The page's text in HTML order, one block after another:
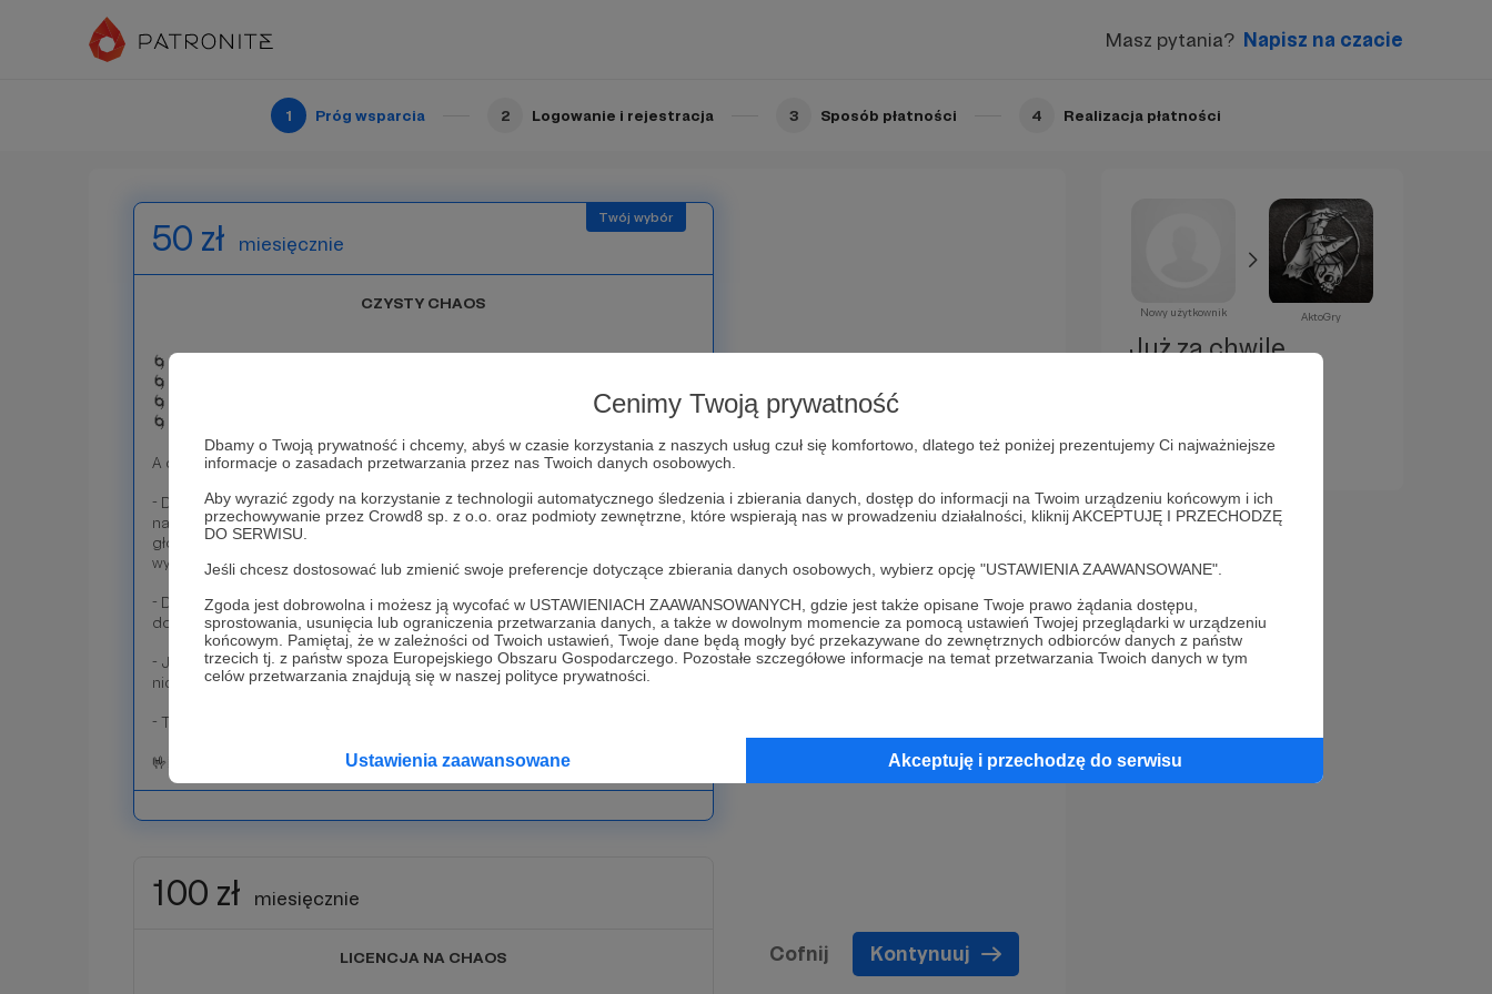
Cenimy Twoją prywatność
Dbamy o Twoją prywatność i chcemy, abyś w czasie korzystania z naszych usług czuł się komfortowo, dlatego też poniżej prezentujemy Ci najważniejsze
informacje o zasadach przetwarzania przez nas Twoich danych osobowych.
Aby wyrazić zgody na korzystanie z technologii automatycznego śledzenia i zbierania danych, dostęp do informacji na Twoim urządzeniu końcowym i ich
przechowywanie przez Crowd8 sp. z o.o. oraz podmioty zewnętrzne, które wspierają nas w prowadzeniu działalności, kliknij AKCEPTUJĘ I PRZECHODZĘ
DO SERWISU.
Jeśli chcesz dostosować lub zmienić swoje preferencje dotyczące zbierania danych osobowych, wybierz opcję "USTAWIENIA ZAAWANSOWANE".
Zgoda jest dobrowolna i możesz ją wycofać w USTAWIENIACH ZAAWANSOWANYCH, gdzie jest także opisane Twoje prawo żądania dostępu,
sprostowania, usunięcia lub ograniczenia przetwarzania danych, a także w dowolnym momencie za pomocą ustawień Twojej przeglądarki w urządzeniu
końcowym. Pamiętaj, że w zależności od Twoich ustawień, Twoje dane będą mogły być przekazywane do zewnętrznych odbiorców danych z państw
trzecich tj. z państw spoza Europejskiego Obszaru Gospodarczego. Pozostałe szczegółowe informacje na temat przetwarzania Twoich danych w tym
celów przetwarzania znajdują się w naszej polityce prywatności.
Ustawienia zaawansowane Akceptuję i przechodzę do serwisu
Masz pytania? Napisz na czacie
1 Próg wsparcia 2 Logowanie i rejestracja 3 Sposób płatności 4 Realizacja płatności
🤟🏻Bardzo dziękujemy Ci za Twoje wsparcie!🤟🏻
50 zł miesięcznie
CZYSTY CHAOS
🌀 Dostęp do cyklicznych warsztatów online
🌀 Autorskie materiały do tworzenia postaci
🌀 NPC w naszej przygodzie nazwany Twoim imieniem lub nickiem
🌀 Nagrody z poprzednich progów
A dokładniej:
- Dostajesz dostęp do cyklicznych warsztatów online prowadzonych przez
naszą ekipę z tematów takich jak tworzenie postaci i dobieranie do niej
głosu, improwizacja, charakteryzacja, praca głosem, dykcja i artykulacja,
wystąpienia publiczne.
- Dostajesz nasze autorskie materiały uniwersalnie pomagające stworzyć
dowolną postać, nie tylko w świecie RPG.
- Jeden z NPCów w naszej przygodzie zostaje nazwany Twoim imieniem lub
nickiem!
- Ten próg zawiera również nagrody z niższych progów.
🤟🏻 Bardzo dziękujemy Ci za Twoje wsparcie! 🤟🏻
100 zł miesięcznie
LICENCJA NA CHAOS Cofnij Kontynuuj
Nowy użytkownik AktoGry
Już za chwilę